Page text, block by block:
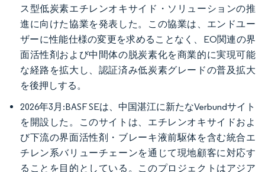
ス型低炭素エチレンオキサイド・ソリューションの推
進に向けた協業を発表した。この協業は、エンドユー
ザーに性能仕様の変更を求めることなく、EO関連の界
面活性剤および中間体の脱炭素化を商業的に実現可能
な経路を拡大し、認証済み低炭素グレードの普及拡大
を後押しする。
2026年3月:BASF SEは、中国湛江に新たなVerbundサイト
を開設した。このサイトは、エチレンオキサイドおよ
び下流の界面活性剤・ブレーキ液前駆体を含む統合エ
チレン系バリューチェーンを通じて現地顧客に対応す
ることを目的としている。このプロジェクトはアジア